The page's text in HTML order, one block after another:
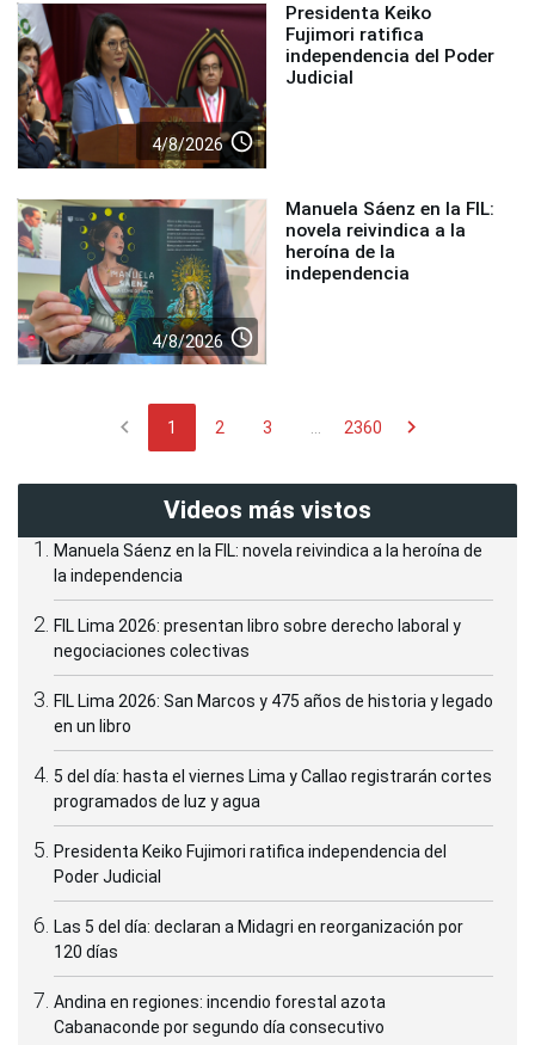
4/8/2026 access_time
Presidenta Keiko
Fujimori ratifica
independencia del Poder
Judicial
4/8/2026 access_time
Manuela Sáenz en la FIL:
novela reivindica a la
heroína de la
independencia
chevron_left 1 2 3 ... 2360 chevron_right
Videos más vistos
Manuela Sáenz en la FIL: novela reivindica a la heroína de
la independencia
FIL Lima 2026: presentan libro sobre derecho laboral y
negociaciones colectivas
FIL Lima 2026: San Marcos y 475 años de historia y legado
en un libro
5 del día: hasta el viernes Lima y Callao registrarán cortes
programados de luz y agua
Presidenta Keiko Fujimori ratifica independencia del
Poder Judicial
Las 5 del día: declaran a Midagri en reorganización por
120 días
Andina en regiones: incendio forestal azota
Cabanaconde por segundo día consecutivo